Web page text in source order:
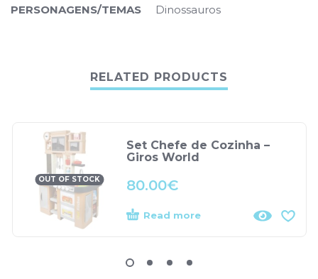
PERSONAGENS/TEMAS Dinossauros
RELATED PRODUCTS
OUT OF STOCK
Set Chefe de Cozinha –
Giros World
80.00€
Read more